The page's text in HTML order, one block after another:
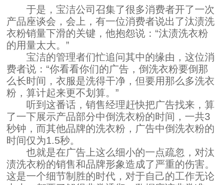
于是，宝洁公司召集了很多消费者开了一次
产品座谈会，会上，有一位消费者说出了汰渍洗
衣粉销量下滑的关键，他抱怨说：“汰渍洗衣粉
的用量太大。”
宝洁的管理者们忙追问其中的缘由，这位消
费者说：“你看看你们的广告，倒洗衣粉要倒那
么长时间，衣服是洗得干净，但要用那么多洗衣
粉，算计起来更不划算。”
听到这番话，销售经理赶快把广告找来，算
了一下展示产品部分中倒洗衣粉的时间，一共3
秒钟，而其他品牌的洗衣粉，广告中倒洗衣粉的
时间仅为1.5秒。
也就是在广告上这么细小的一点疏忽，对汰
渍洗衣粉的销售和品牌形象造成了严重的伤害。
这是一个细节制胜的时代，对于自己的工作无论